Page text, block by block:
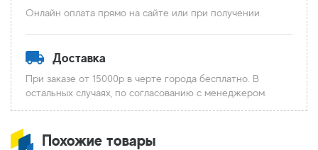
Онлайн оплата прямо на сайте или при получении.
Доставка
При заказе от 15000р в черте города бесплатно. В
остальных случаях, по согласованию с менеджером.
Похожие товары